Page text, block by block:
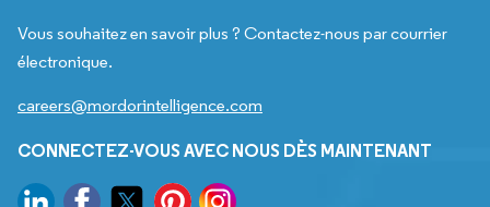
Vous souhaitez en savoir plus ? Contactez-nous par courrier
électronique.
careers@mordorintelligence.com
CONNECTEZ-VOUS AVEC NOUS DÈS MAINTENANT